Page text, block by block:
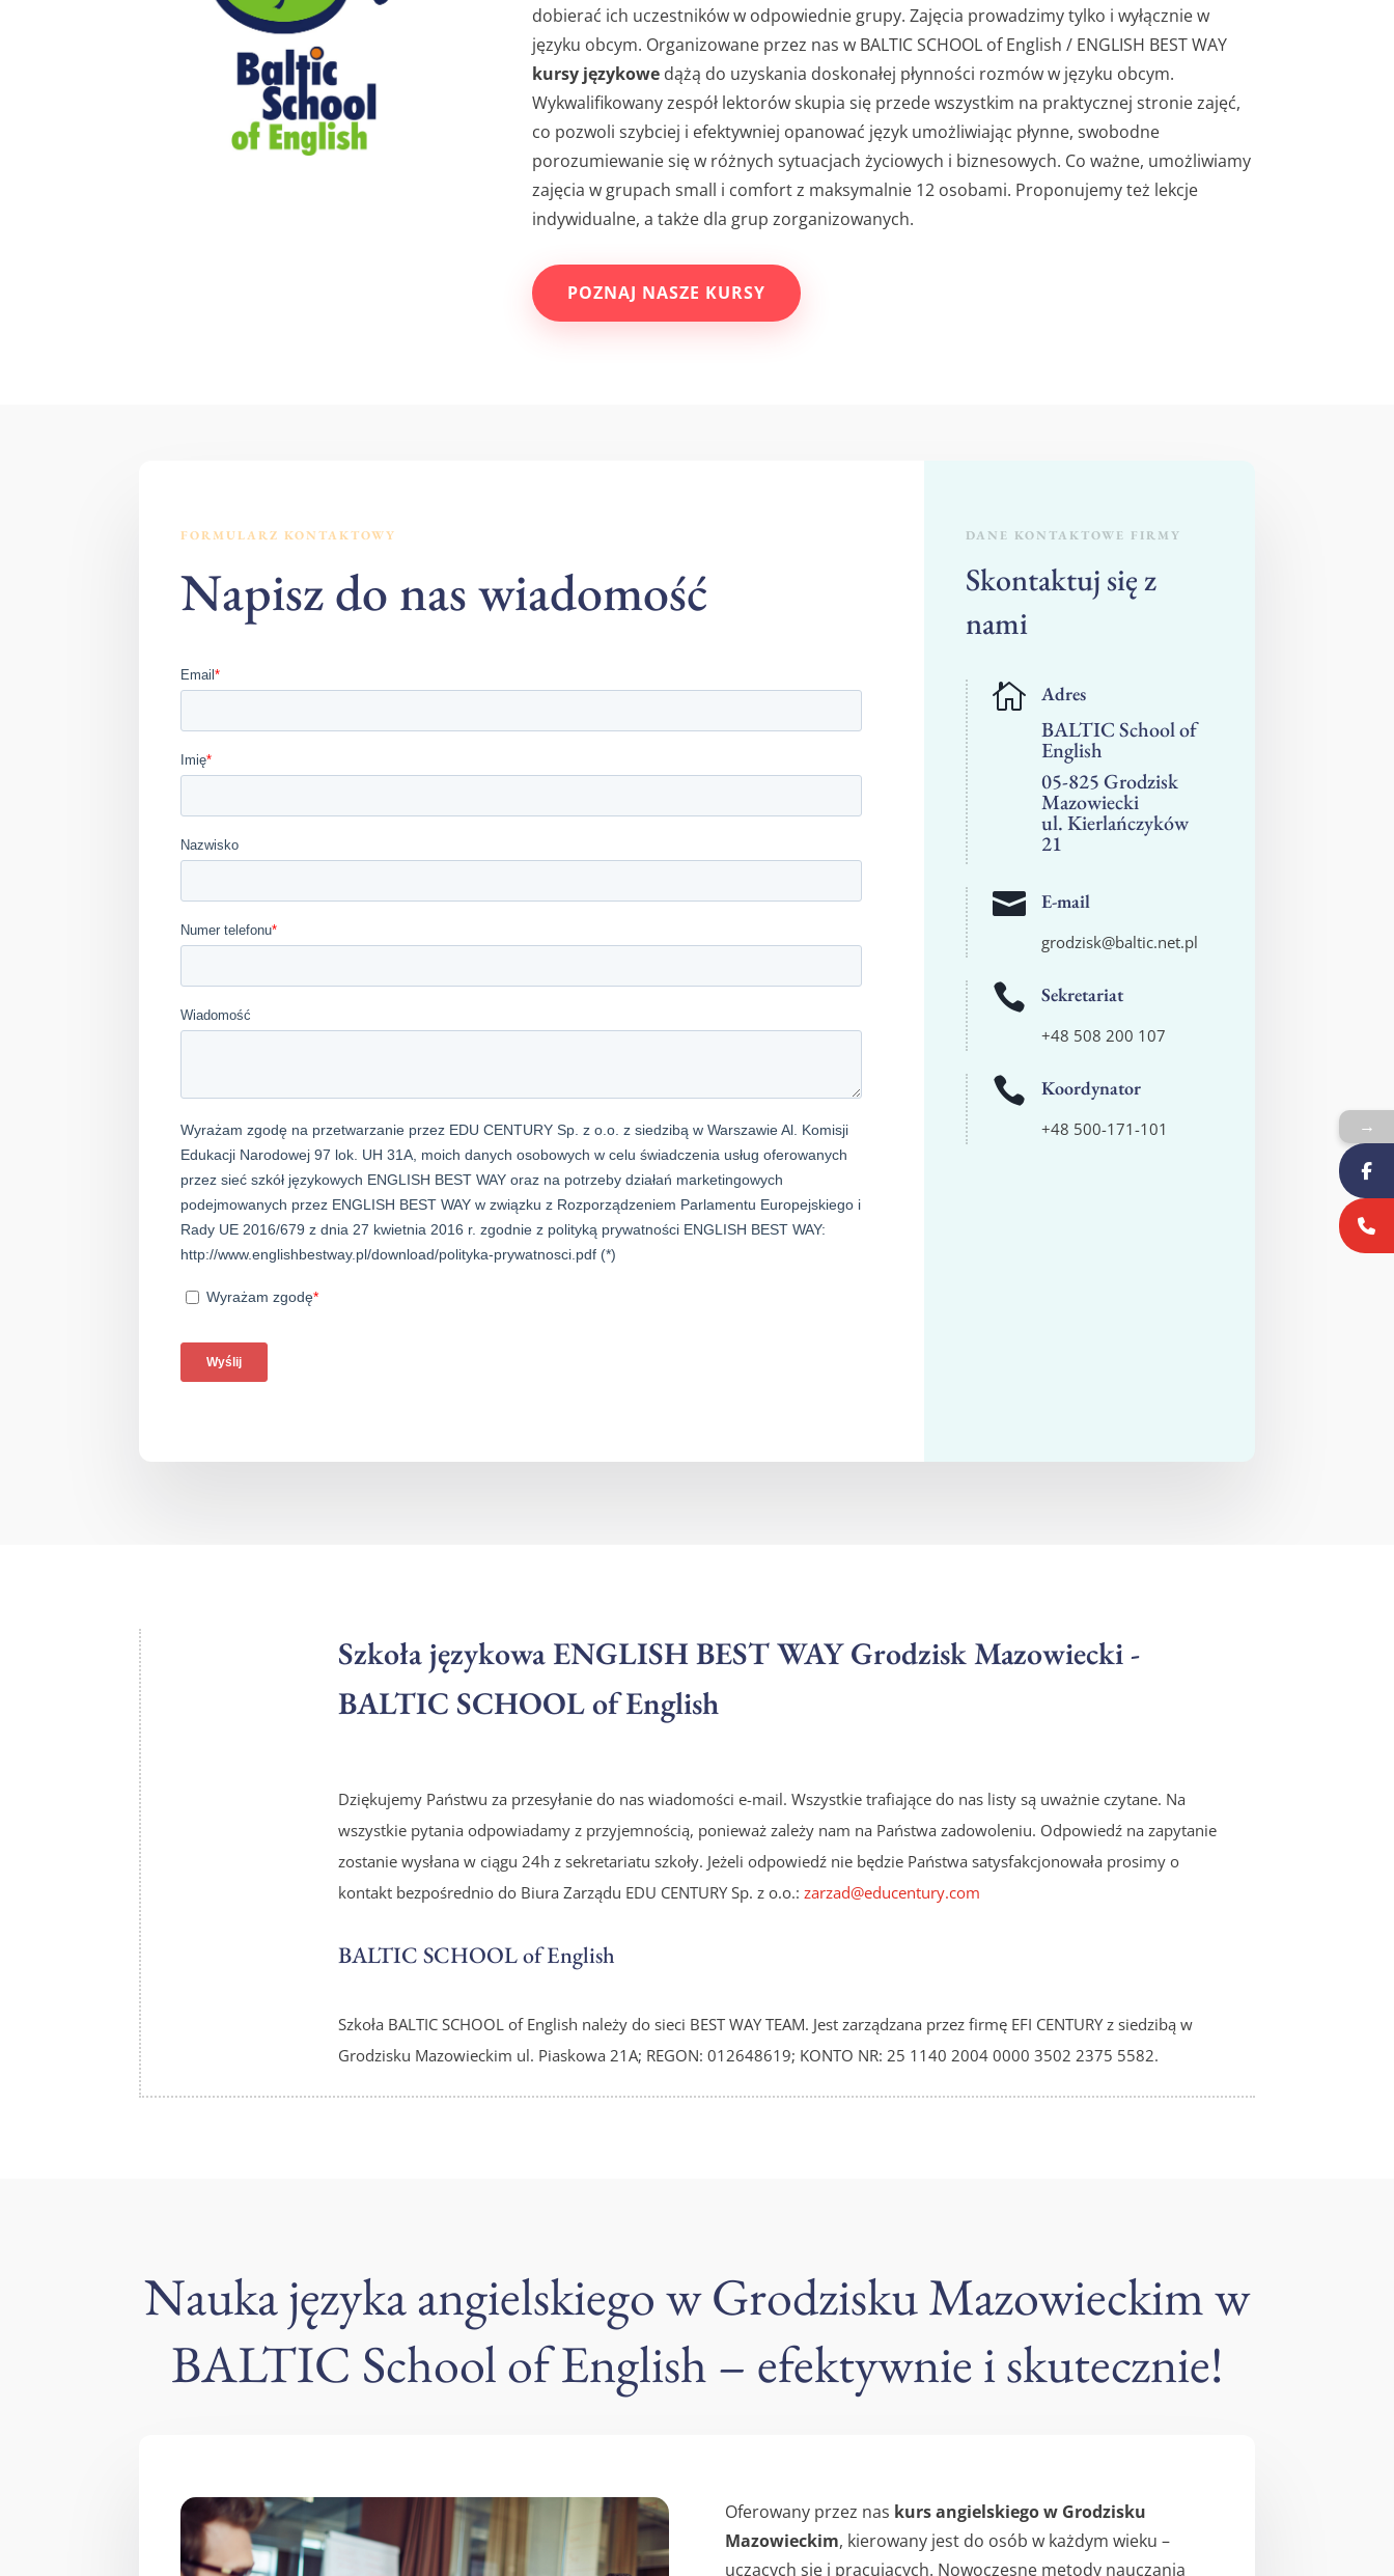
dobierać ich uczestników w odpowiednie grupy. Zajęcia prowadzimy tylko i wyłącznie w
języku obcym. Organizowane przez nas w BALTIC SCHOOL of English / ENGLISH BEST WAY
kursy językowedążą do uzyskania doskonałej płynności rozmów w języku obcym.
Wykwalifikowany zespół lektorów skupia się przede wszystkim na praktycznej stronie zajęć,
co pozwoli szybciej i efektywniej opanować język umożliwiając płynne, swobodne
porozumiewanie się w różnych sytuacjach życiowych i biznesowych. Co ważne, umożliwiamy
zajęcia w grupach small i comfort z maksymalnie 12 osobami. Proponujemy też lekcje
indywidualne, a także dla grup zorganizowanych.
POZNAJ NASZE KURSY
FORMULARZ KONTAKTOWY
Napisz do nas wiadomość
DANE KONTAKTOWE FIRMY
Skontaktuj się z
nami
 Adres
BALTIC School of
English
05-825 Grodzisk
Mazowiecki
ul. Kierlańczyków
21
 E-mail
grodzisk@baltic.net.pl
 Sekretariat
+48 508 200 107
 Koordynator
+48 500-171-101
Szkoła językowa ENGLISH BEST WAY Grodzisk Mazowiecki -
BALTIC SCHOOL of English
Dziękujemy Państwu za przesyłanie do nas wiadomości e-mail. Wszystkie trafiające do nas listy są uważnie czytane. Na
wszystkie pytania odpowiadamy z przyjemnością, ponieważ zależy nam na Państwa zadowoleniu. Odpowiedź na zapytanie
zostanie wysłana w ciągu 24h z sekretariatu szkoły. Jeżeli odpowiedź nie będzie Państwa satysfakcjonowała prosimy o
kontakt bezpośrednio do Biura Zarządu EDU CENTURY Sp. z o.o.: zarzad@educentury.com
BALTIC SCHOOL of English
Szkoła BALTIC SCHOOL of English należy do sieci BEST WAY TEAM. Jest zarządzana przez firmę EFI CENTURYz siedzibą w
Grodzisku Mazowieckim ul. Piaskowa 21A; REGON: 012648619; KONTO NR: 25 1140 2004 0000 3502 2375 5582.
Nauka języka angielskiego w Grodzisku Mazowieckim w
BALTIC School of English – efektywnie i skutecznie!
Oferowany przez nas kurs angielskiego w Grodzisku
Mazowieckim, kierowany jest do osób w każdym wieku –
uczących się i pracujących. Nowoczesne metody nauczania
→